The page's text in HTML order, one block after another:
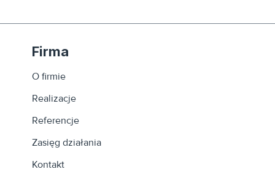
Firma
O firmie
Realizacje
Referencje
Zasięg działania
Kontakt